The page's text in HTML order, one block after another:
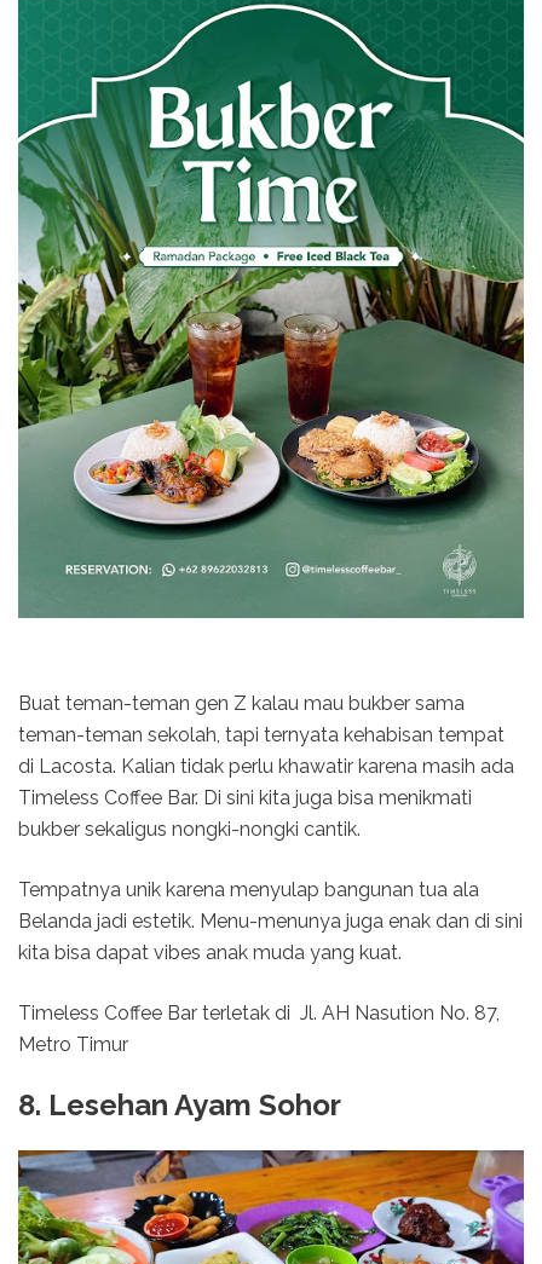
Buat teman-teman gen Z kalau mau bukber sama
teman-teman sekolah, tapi ternyata kehabisan tempat
di Lacosta. Kalian tidak perlu khawatir karena masih ada
Timeless Coffee Bar. Di sini kita juga bisa menikmati
bukber sekaligus nongki-nongki cantik.
Tempatnya unik karena menyulap bangunan tua ala
Belanda jadi estetik. Menu-menunya juga enak dan di sini
kita bisa dapat vibes anak muda yang kuat.
Timeless Coffee Bar terletak di Jl. AH Nasution No. 87,
Metro Timur
8. Lesehan Ayam Sohor